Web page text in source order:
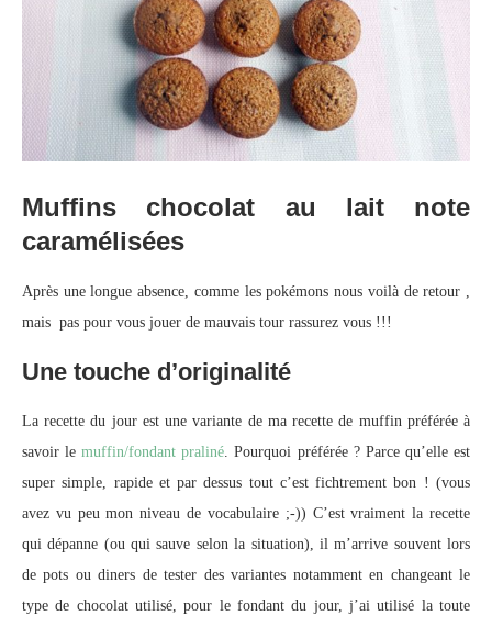
Muffins chocolat au lait note
caramélisées
Après une longue absence, comme les pokémons nous voilà de retour ,
mais pas pour vous jouer de mauvais tour rassurez vous !!!
Une touche d’originalité
La recette du jour est une variante de ma recette de muffin préférée à
savoir lemuffin/fondant praliné. Pourquoi préférée ? Parce qu’elle est
super simple, rapide et par dessus tout c’est fichtrement bon ! (vous
avez vu peu mon niveau de vocabulaire ;-)) C’est vraiment la recette
qui dépanne (ou qui sauve selon la situation), il m’arrive souvent lors
de pots ou diners de tester des variantes notamment en changeant le
type de chocolat utilisé, pour le fondant du jour, j’ai utilisé la toute